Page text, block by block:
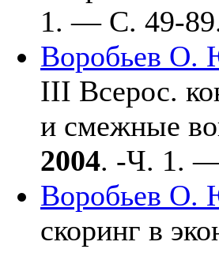
1. — С. 49-
Воробьев О.
III Всерос.
и смежные
2004. -Ч. 1.
Воробьев О.
скоринг в